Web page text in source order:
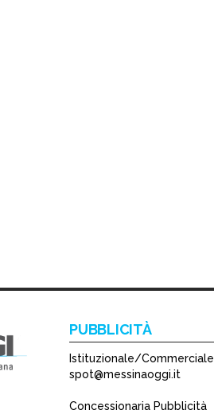
PUBBLICITÀ
Istituzionale/Commerciale
spot@messinaoggi.it
Concessionaria Pubblicità